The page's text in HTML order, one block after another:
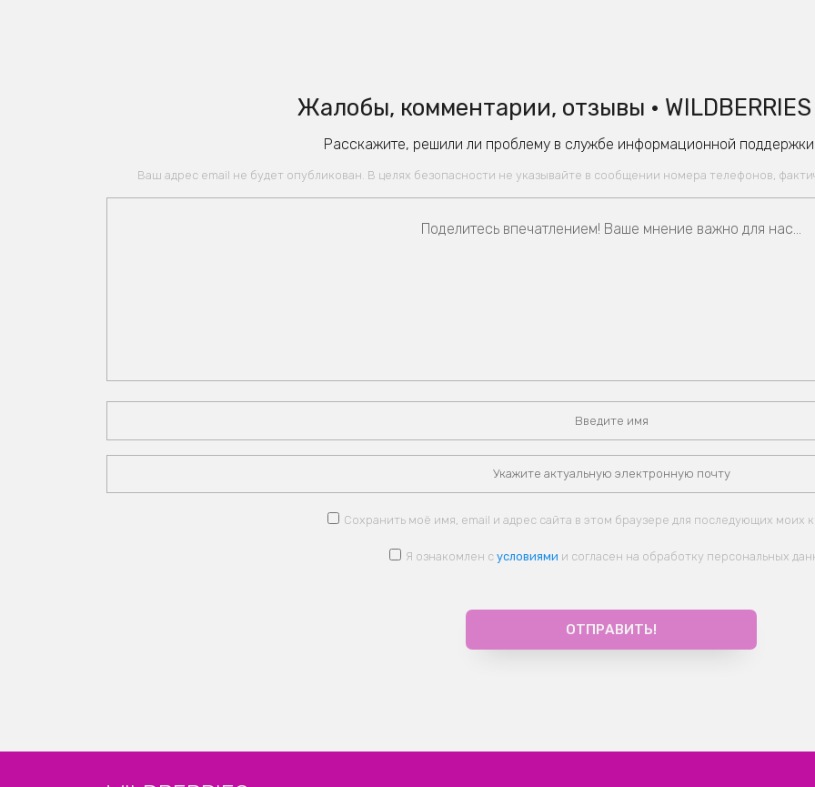
Жалобы, комментарии, отзывы •
Расскажите, решили ли проблему в службе информационной поддержки
Ваш адрес email не будет опубликован. В целях безопасности не указывайте в сообщении номера телефонов,
Сохранить моё имя, email и адрес сайта в этом браузере для последующих моих
Я ознакомлен с условиями и согласен на обработку персональных